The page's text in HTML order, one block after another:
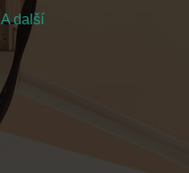
A další